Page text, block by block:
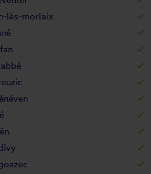
lès-morlaix